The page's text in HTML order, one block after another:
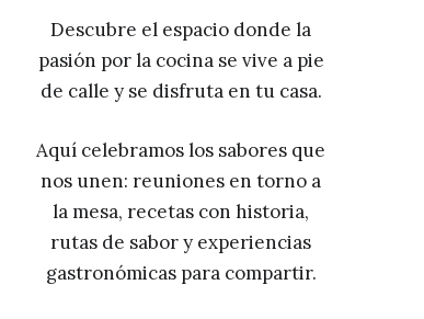
Descubre el espacio donde la
pasión por la cocina se vive a pie
de calle y se disfruta en tu casa.
Aquí celebramos los sabores que
nos unen: reuniones en torno a
la mesa, recetas con historia,
rutas de sabor y experiencias
gastronómicas para compartir.